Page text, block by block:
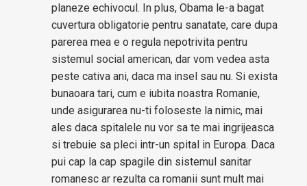
planeze echivocul. In plus, Obama le-a bagat
cuvertura obligatorie pentru sanatate, care dupa
parerea mea e o regula nepotrivita pentru
sistemul social american, dar vom vedea asta
peste cativa ani, daca ma insel sau nu. Si exista
bunaoara tari, cum e iubita noastra Romanie,
unde asigurarea nu-ti foloseste la nimic, mai
ales daca spitalele nu vor sa te mai ingrijeasca
si trebuie sa pleci intr-un spital in Europa. Daca
pui cap la cap spagile din sistemul sanitar
romanesc ar rezulta ca romanii sunt mult mai